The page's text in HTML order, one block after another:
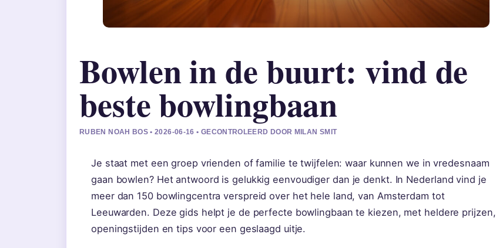
Bowlen in de buurt: vind de
beste bowlingbaan
RUBEN NOAH BOS • 2026-06-16 • GECONTROLEERD DOOR MILAN SMIT
Je staat met een groep vrienden of familie te twijfelen: waar kunnen we in vredesnaam
gaan bowlen? Het antwoord is gelukkig eenvoudiger dan je denkt. In Nederland vind je
meer dan 150 bowlingcentra verspreid over het hele land, van Amsterdam tot
Leeuwarden. Deze gids helpt je de perfecte bowlingbaan te kiezen, met heldere prijzen,
openingstijden en tips voor een geslaagd uitje.